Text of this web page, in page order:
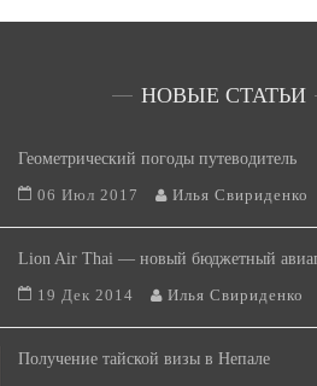
НОВЫЕ СТАТЬИ
Геометрический погоды путеводитель
06 Июл 2017
Илья Свириденко
Lion Air Thai — новый бюджетный
19 Дек 2014
Илья Свириденко
Получение тайской визы в Непале